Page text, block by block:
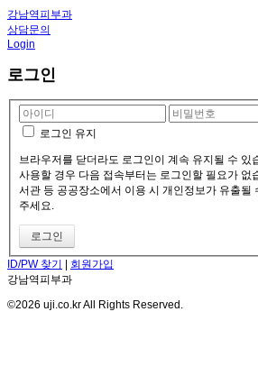
강남역피부과
상담문의
Login
로그인
로그인 유지
브라우저를 닫더라도 로그인이 계속 유지될 수 있
사용할 경우 다음 접속부터는 로그인할 필요가 없
서관 등 공공장소에서 이용 시 개인정보가 유출될
주세요.
ID/PW 찾기 | 회원가입
강남역피부과
©2026 uji.co.kr All Rights Reserved.